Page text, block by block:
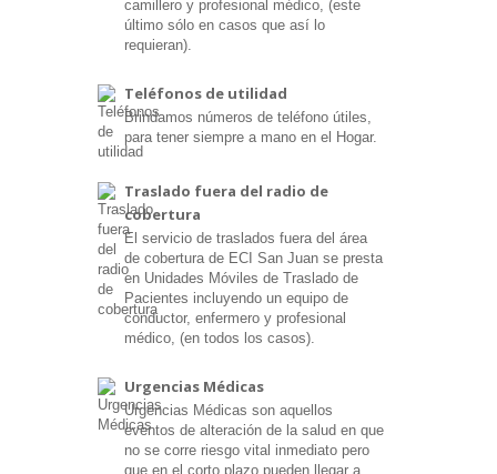
camillero y profesional médico, (este
último sólo en casos que así lo
requieran).
Teléfonos de utilidad
Brindamos números de teléfono útiles,
para tener siempre a mano en el Hogar.
Traslado fuera del radio de
cobertura
El servicio de traslados fuera del área
de cobertura de ECI San Juan se presta
en Unidades Móviles de Traslado de
Pacientes incluyendo un equipo de
conductor, enfermero y profesional
médico, (en todos los casos).
Urgencias Médicas
Urgencias Médicas son aquellos
eventos de alteración de la salud en que
no se corre riesgo vital inmediato pero
que en el corto plazo pueden llegar a